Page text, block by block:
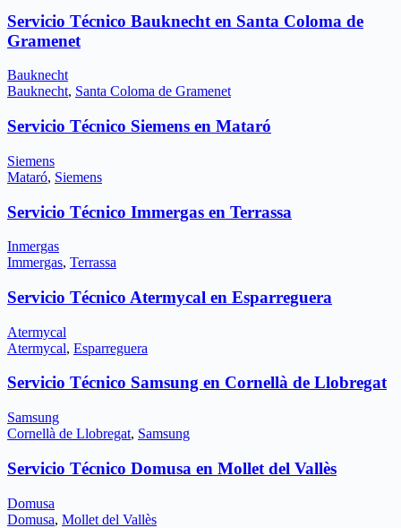
Servicio Técnico Bauknecht en Santa Coloma de
Gramenet
Bauknecht
Bauknecht, Santa Coloma de Gramenet
Servicio Técnico Siemens en Mataró
Siemens
Mataró, Siemens
Servicio Técnico Immergas en Terrassa
Inmergas
Immergas, Terrassa
Servicio Técnico Atermycal en Esparreguera
Atermycal
Atermycal, Esparreguera
Servicio Técnico Samsung en Cornellà de Llobregat
Samsung
Cornellà de Llobregat, Samsung
Servicio Técnico Domusa en Mollet del Vallès
Domusa
Domusa, Mollet del Vallès